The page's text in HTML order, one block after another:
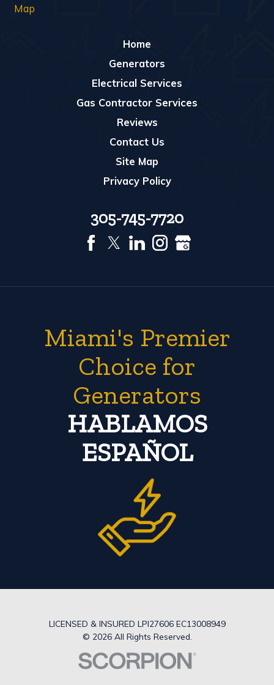
Map
Home
Generators
Electrical Services
Gas Contractor Services
Reviews
Contact Us
Site Map
Privacy Policy
305-745-7720
Miami's Premier
Choice for
Generators
HABLAMOS
ESPAÑOL
LICENSED & INSURED LPI27606 EC13008949
© 2026 All Rights Reserved.